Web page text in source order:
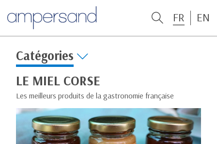
FR EN
Catégories
LE MIEL CORSE
Les meilleurs produits de la gastronomie française